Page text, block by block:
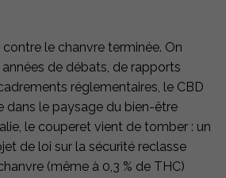
le chanvre terminée. On
années de débats, de rapports
réglementaires, le CBD
dans le paysage du bien-être
le couperet vient de tomber : un
de loi sur la sécurité reclasse
(même à 0,3 % de THC)